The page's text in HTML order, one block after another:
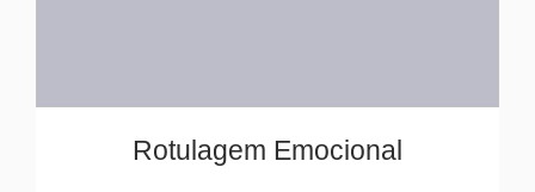
Rotulagem Emocional